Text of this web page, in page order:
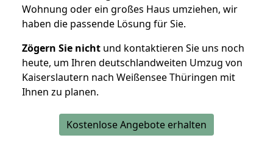
Wohnung oder ein großes Haus umziehen, wir
haben die passende Lösung für Sie.
Zögern Sie nicht und kontaktieren Sie uns noch
heute, um Ihren deutschlandweiten Umzug von
Kaiserslautern nach Weißensee Thüringen mit
Ihnen zu planen.
Kostenlose Angebote erhalten